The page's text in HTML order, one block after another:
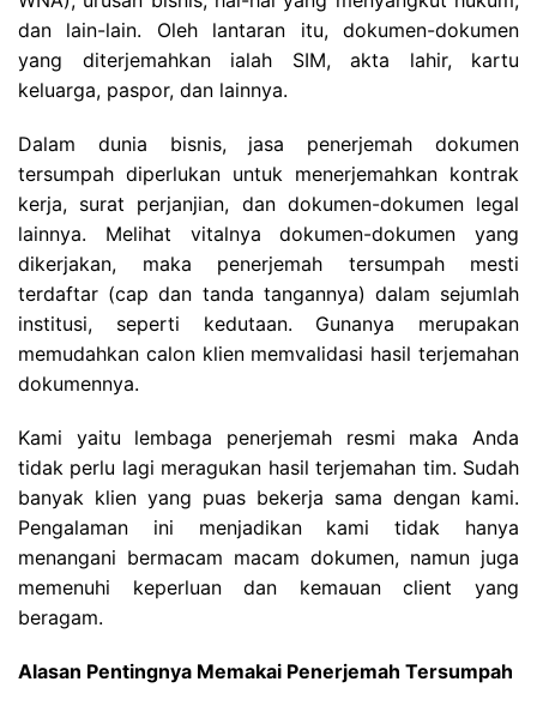
dan lain-lain. Oleh lantaran itu, dokumen-dokumen
yang diterjemahkan ialah SIM, akta lahir, kartu
keluarga, paspor, dan lainnya.
Dalam dunia bisnis, jasa penerjemah dokumen
tersumpah diperlukan untuk menerjemahkan kontrak
kerja, surat perjanjian, dan dokumen-dokumen legal
lainnya. Melihat vitalnya dokumen-dokumen yang
dikerjakan, maka penerjemah tersumpah mesti
terdaftar (cap dan tanda tangannya) dalam sejumlah
institusi, seperti kedutaan. Gunanya merupakan
memudahkan calon klien memvalidasi hasil terjemahan
dokumennya.
Kami yaitu lembaga penerjemah resmi maka Anda
tidak perlu lagi meragukan hasil terjemahan tim. Sudah
banyak klien yang puas bekerja sama dengan kami.
Pengalaman ini menjadikan kami tidak hanya
menangani bermacam macam dokumen, namun juga
memenuhi keperluan dan kemauan client yang
beragam.
Alasan Pentingnya Memakai Penerjemah Tersumpah